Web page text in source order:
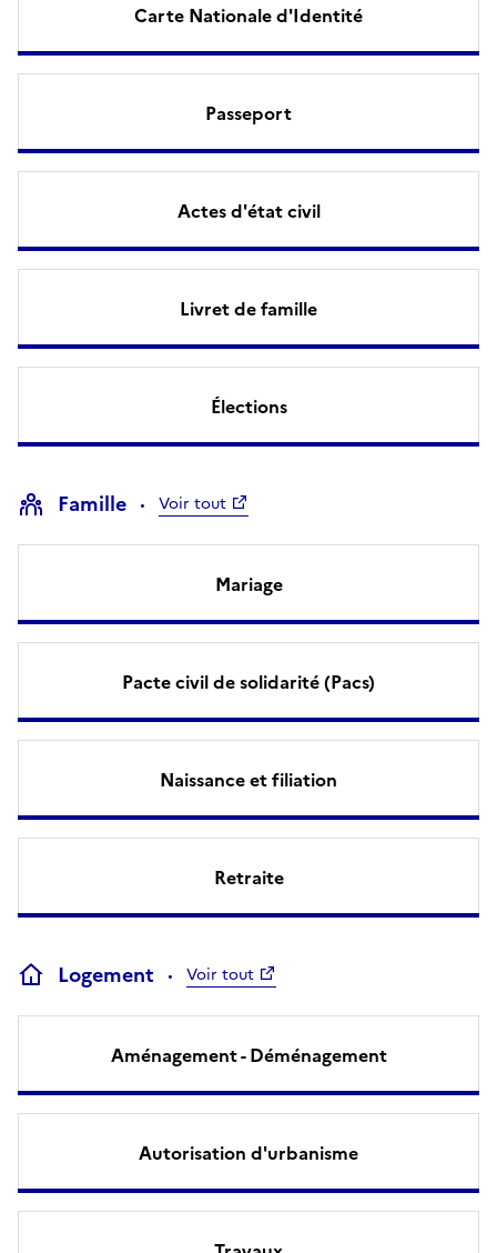
Carte Nationale d'Identité
Passeport
Actes d'état civil
Livret de famille
Élections
Famille Voir tout
Mariage
Pacte civil de solidarité (Pacs)
Naissance et filiation
Retraite
Logement Voir tout
Aménagement - Déménagement
Autorisation d'urbanisme